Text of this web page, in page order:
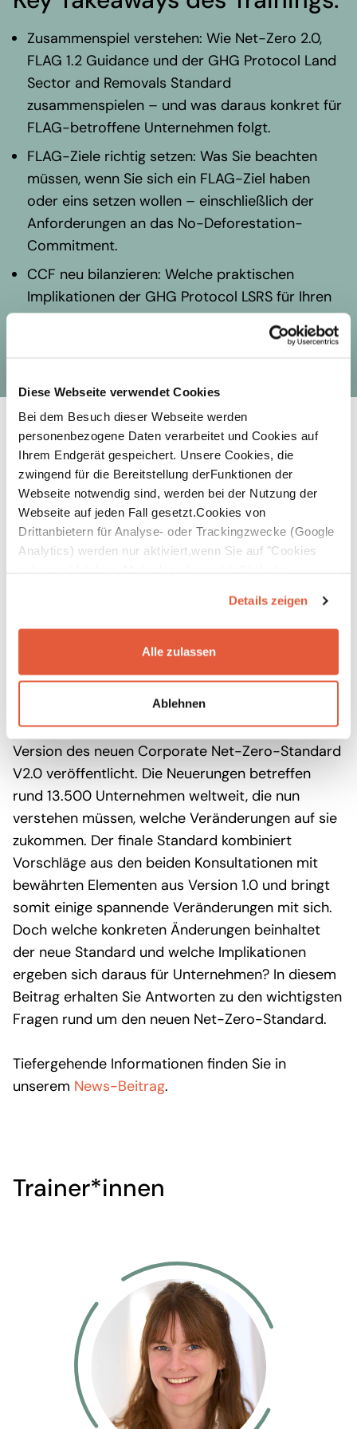
Diese Webseite verwendet Cookies
Bei dem Besuch dieser Webseite werden
personenbezogene Daten verarbeitet und Cookies auf
Ihrem Endgerät gespeichert. Unsere Cookies, die
zwingend für die Bereitstellung derFunktionen der
Webseite notwendig sind, werden bei der Nutzung der
Webseite auf jeden Fall gesetzt.Cookies von
Drittanbietern für Analyse- oder Trackingzwecke (Google
Analytics) werden nur aktiviert,wenn Sie auf "Cookies
Datenschutzerklärung—
Impressum.
Details zeigen
Alle zulassen
Ablehnen
Standards informiertes Feedback
einzubringen und so eigenen Einfluss
auszuüben.
Zusammenspiel verstehen: Wie Net-Zero 2.0,
FLAG 1.2 Guidance und der GHG Protocol Land
Sector and Removals Standard
zusammenspielen – und was daraus konkret für
FLAG-betroffene Unternehmen folgt.
FLAG-Ziele richtig setzen: Was Sie beachten
müssen, wenn Sie sich ein FLAG-Ziel haben
oder eins setzen wollen – einschließlich der
Anforderungen an das No-Deforestation-
Commitment.
CCF neu bilanzieren: Welche praktischen
Implikationen der GHG Protocol LSRS für Ihren
Corporate Carbon Footprint hat und wie Sie
das Thema Land-Carbon Removals angehen.
Info zum SBTi Net-Zero
Standard Version 2.0
Das Warten hat ein Ende: Die SBTi hat die finale
Version des neuen Corporate Net-Zero-Standard
V2.0 veröffentlicht. Die Neuerungen betreffen
rund 13.500 Unternehmen weltweit, die nun
verstehen müssen, welche Veränderungen auf sie
zukommen. Der finale Standard kombiniert
Vorschläge aus den beiden Konsultationen mit
bewährten Elementen aus Version 1.0 und bringt
somit einige spannende Veränderungen mit sich.
Doch welche konkreten Änderungen beinhaltet
der neue Standard und welche Implikationen
ergeben sich daraus für Unternehmen? In diesem
Beitrag erhalten Sie Antworten zu den wichtigsten
Fragen rund um den neuen Net-Zero-Standard.
Tiefergehende Informationen finden Sie in
unserem News-Beitrag.
Trainer*innen